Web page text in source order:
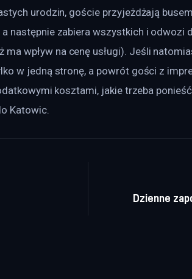
urodzin, goście przyjeżdżają
a następnie zabiera wszystkich i
ma wpływ na cenę usługi). Jeśli
w jedną stronę, a powrót gości z
kosztami, jakie trzeba
Katowic.
Dzienne